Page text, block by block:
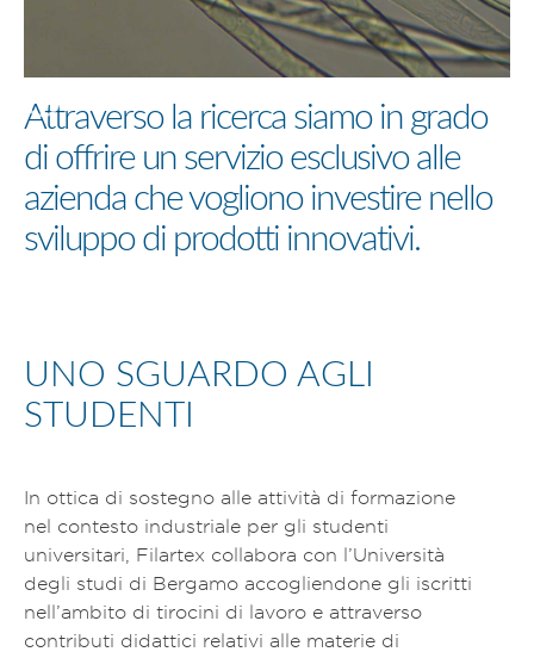
Attraverso la ricerca siamo in grado
di offrire un servizio esclusivo alle
azienda che vogliono investire nello
sviluppo di prodotti innovativi.
UNO SGUARDO AGLI
STUDENTI
In ottica di sostegno alle attività di formazione
nel contesto industriale per gli studenti
universitari, Filartex collabora con l’Università
degli studi di Bergamo accogliendone gli iscritti
nell’ambito di tirocini di lavoro e attraverso
contributi didattici relativi alle materie di